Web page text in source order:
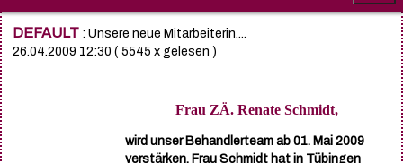
DEFAULT: Unsere neue Mitarbeiterin....
26.04.2009 12:30 ( 5545 x gelesen )
Frau ZÄ. Renate Schmidt,
wird unser Behandlerteam ab 01. Mai 2009
verstärken. Frau Schmidt hat in Tübingen